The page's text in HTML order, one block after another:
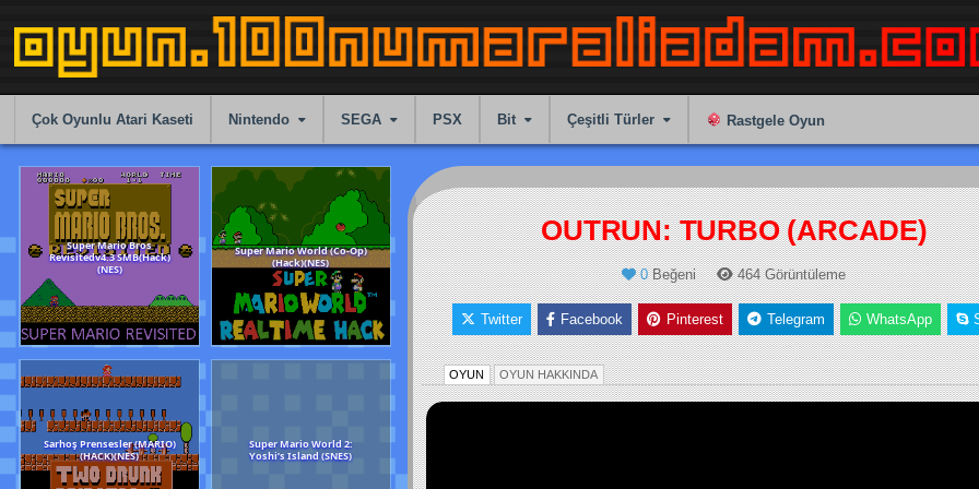
content
Çok Oyunlu Atari Kaseti Nintendo SEGA PSX Bit Çeşitli Türler Rastgele Oyun
OUTRUN: TURBO (ARCADE)
0Beğeni 464Görüntüleme
Twitter Facebook Pinterest Telegram WhatsApp
OYUN OYUN HAKKINDA
Super Mario Bros
Revisitedv4.3 SMB(Hack)
(NES)
Super Mario World (Co-Op)
(Hack)(NES)